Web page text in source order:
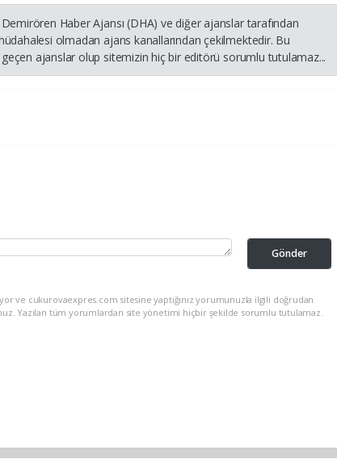
Haber Ajansı (DHA) ve diğer ajanslar tarafından
olmadan ajans kanallarından çekilmektedir. Bu
ajanslar olup sitemizin hiç bir editörü sorumlu tutulamaz...
Gönder
ve cukurovaexpres.com sitesine yaptığınız yorumunuzla ilgili doğrudan
Yazılan tüm yorumlardan site yönetimi hiçbir şekilde sorumlu tutulamaz.